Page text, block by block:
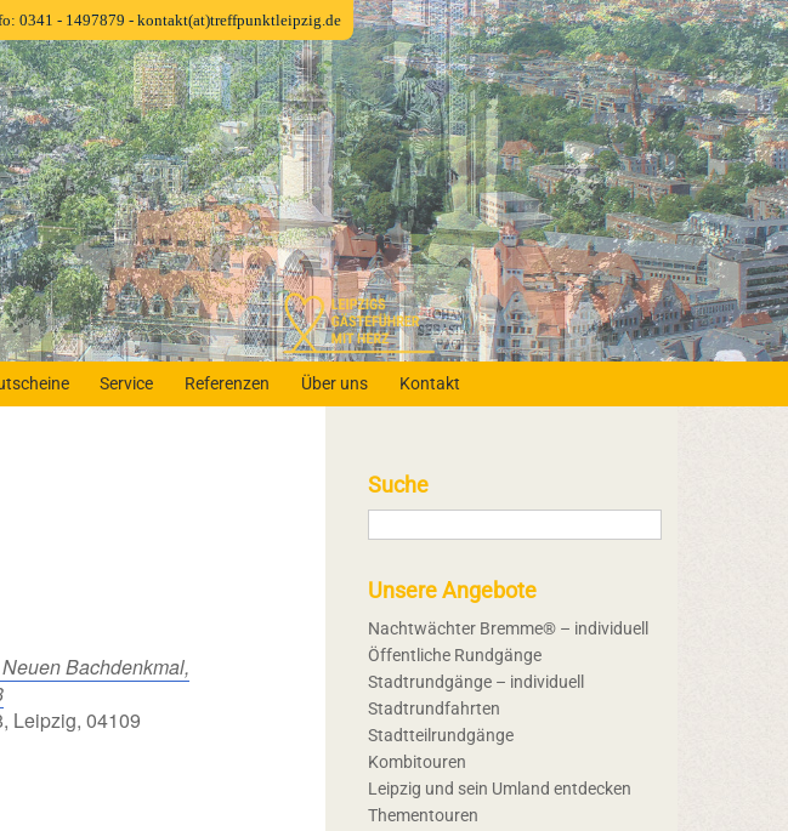
Service Referenzen Über uns Kontakt
Bachdenkmal,
Leipzig, 04109
Suche
Unsere Angebote
Nachtwächter Bremme® – individuell
Öffentliche Rundgänge
Stadtrundgänge – individuell
Stadtrundfahrten
Stadtteilrundgänge
Kombitouren
Leipzig und sein Umland entdecken
Thementouren
0341 - 1497879 - kontakt(at)treffpunktleipzig.de